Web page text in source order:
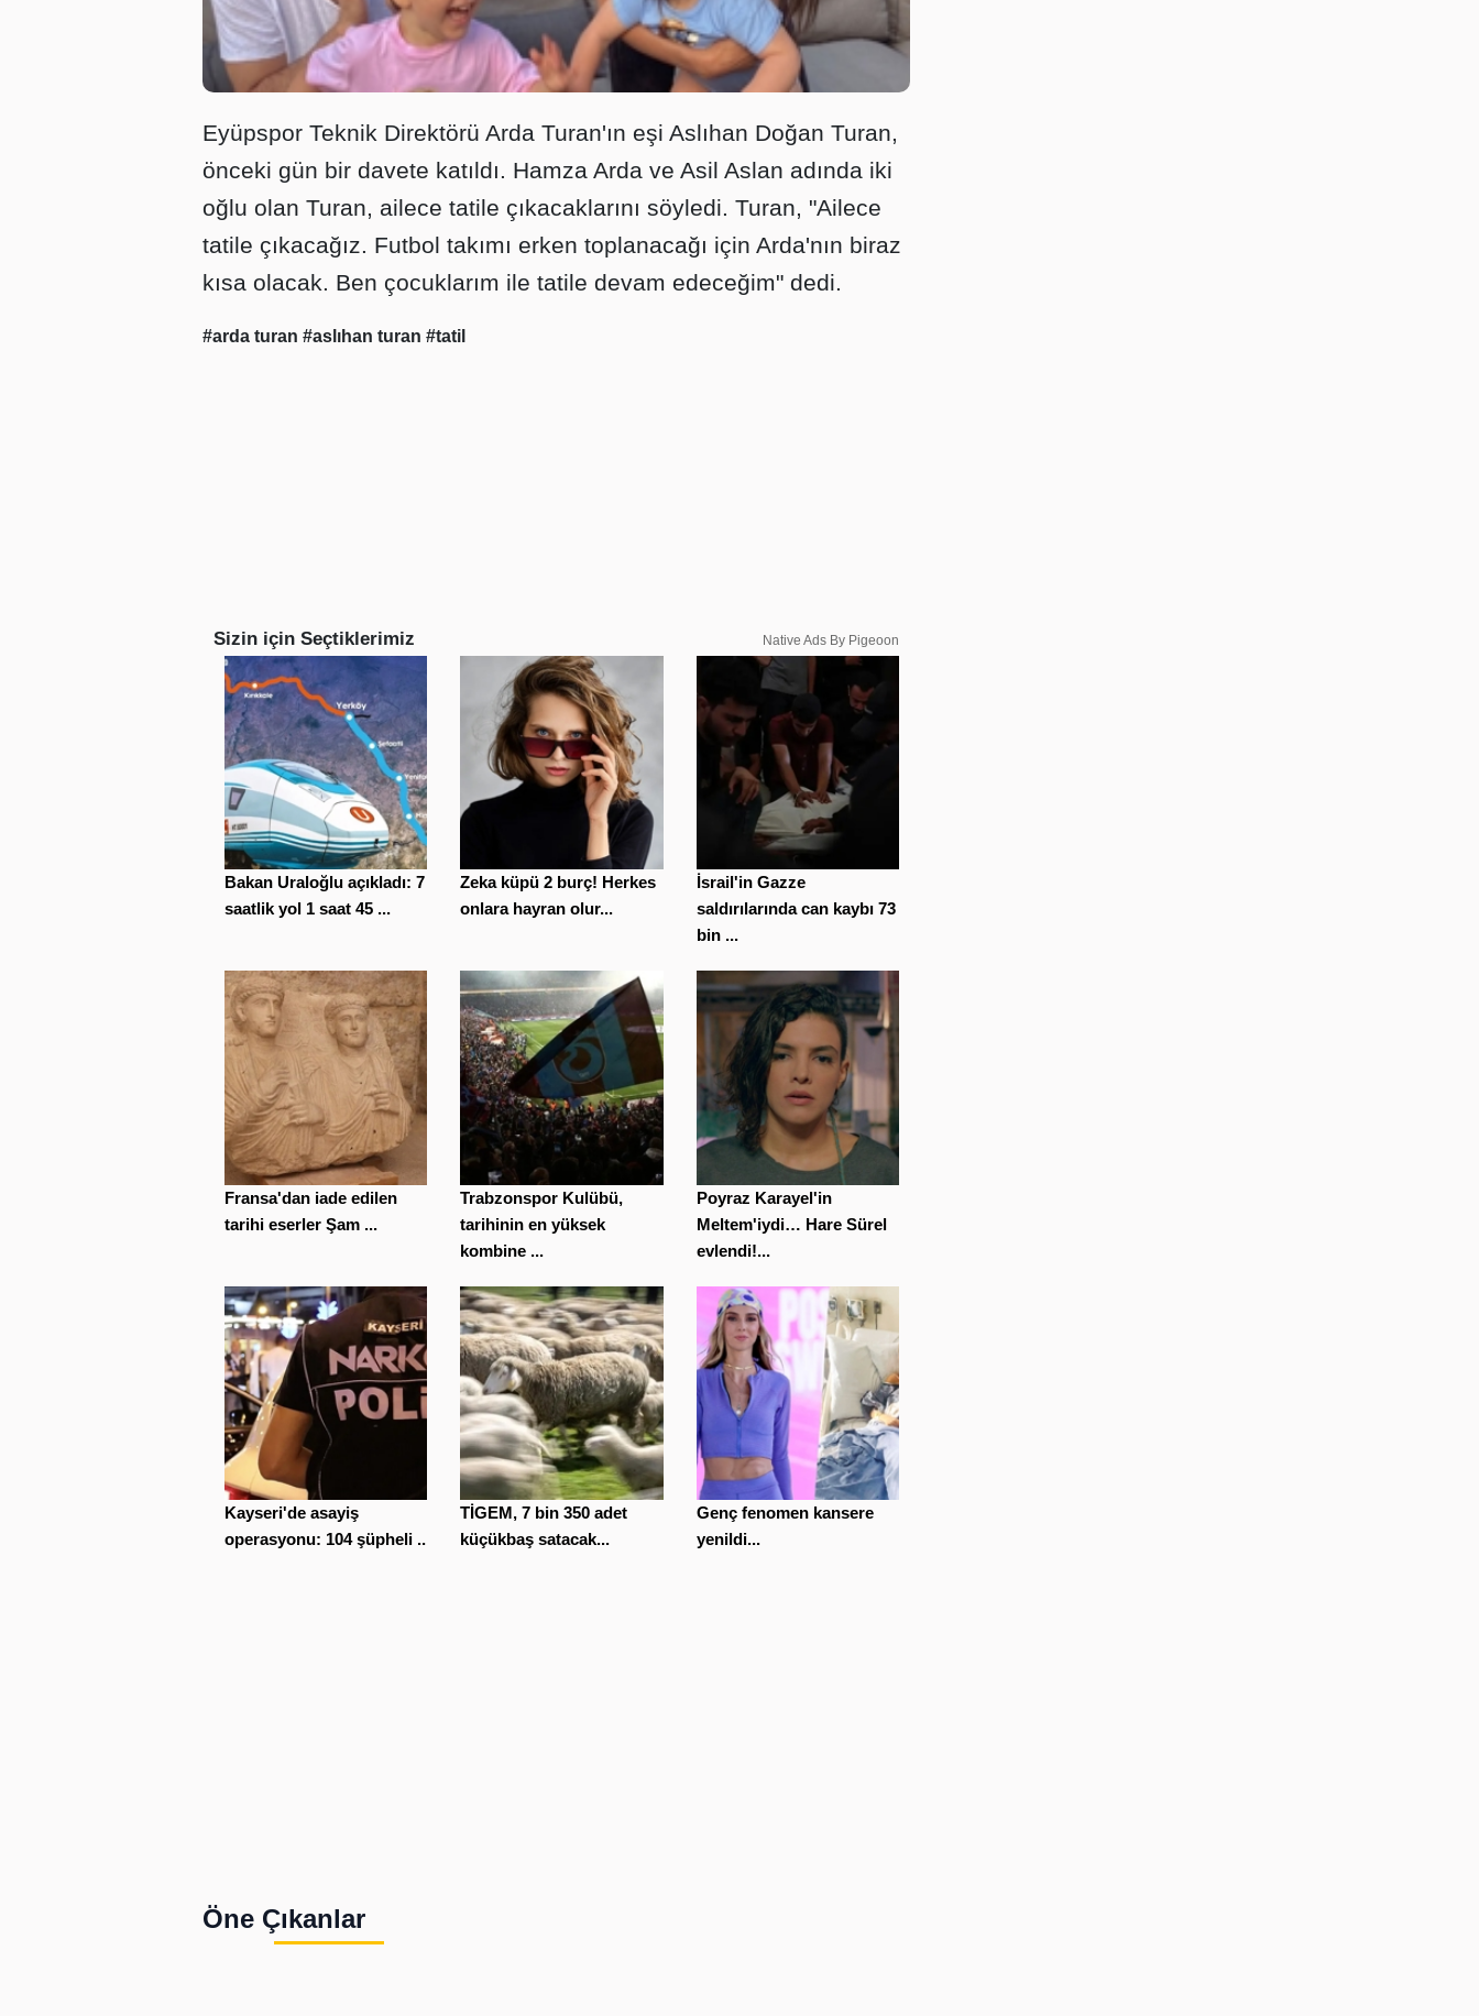
Eyüpspor Teknik Direktörü Arda Turan'ın eşi Aslıhan Doğan Turan,
önceki gün bir davete katıldı. Hamza Arda ve Asil Aslan adında iki
oğlu olan Turan, ailece tatile çıkacaklarını söyledi. Turan, "Ailece
tatile çıkacağız. Futbol takımı erken toplanacağı için Arda'nın biraz
kısa olacak. Ben çocuklarım ile tatile devam edeceğim" dedi.
#arda turan #aslıhan turan #tatil
Sizin için Seçtiklerimiz Native Ads By Pigeoon
Bakan Uraloğlu açıkladı: 7
saatlik yol 1 saat 45 ...
Zeka küpü 2 burç! Herkes
onlara hayran olur...
İsrail'in Gazze
saldırılarında can kaybı 73
bin ...
Fransa'dan iade edilen
tarihi eserler Şam ...
Trabzonspor Kulübü,
tarihinin en yüksek
kombine ...
Poyraz Karayel'in
Meltem'iydi… Hare Sürel
evlendi!...
Kayseri'de asayiş
operasyonu: 104 şüpheli ...
TİGEM, 7 bin 350 adet
küçükbaş satacak...
Genç fenomen kansere
yenildi...
Öne Çıkanlar